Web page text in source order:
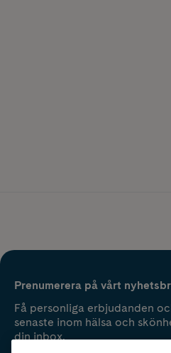
Prenumerera på vårt
Få personliga erbjudanden
senaste inom hälsa och
din inbox.